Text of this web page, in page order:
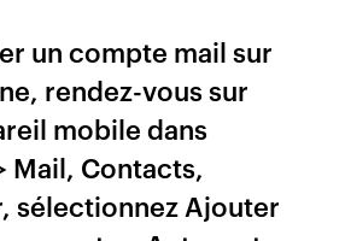
un compte mail sur
rendez-vous sur
mobile dans
Mail, Contacts,
sélectionnez Ajouter